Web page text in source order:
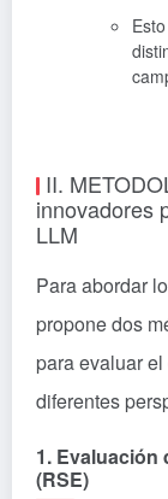
II.
innovadores
LLM
Para abordar
propone dos
para evaluar
diferentes
1. Evaluación
(RSE)